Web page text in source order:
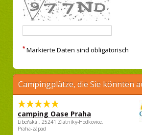
* Markierte Daten sind obligatorisch
Campingplätze, die Sie könnten
camping Oase Praha
Libeňská , 25241 Zlatníky-Hodkovice,
Praha-západ